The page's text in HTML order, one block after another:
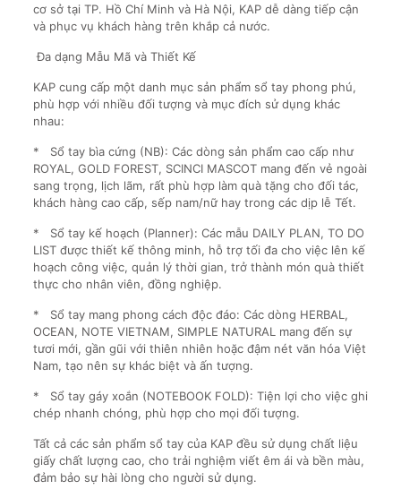
cơ sở tại TP. Hồ Chí Minh và Hà Nội, KAP dễ dàng tiếp cận
và phục vụ khách hàng trên khắp cả nước.
Đa dạng Mẫu Mã và Thiết Kế
KAP cung cấp một danh mục sản phẩm sổ tay phong phú,
phù hợp với nhiều đối tượng và mục đích sử dụng khác
nhau:
* Sổ tay bìa cứng (NB): Các dòng sản phẩm cao cấp như
ROYAL, GOLD FOREST, SCINCI MASCOT mang đến vẻ ngoài
sang trọng, lịch lãm, rất phù hợp làm quà tặng cho đối tác,
khách hàng cao cấp, sếp nam/nữ hay trong các dịp lễ Tết.
* Sổ tay kế hoạch (Planner): Các mẫu DAILY PLAN, TO DO
LIST được thiết kế thông minh, hỗ trợ tối đa cho việc lên kế
hoạch công việc, quản lý thời gian, trở thành món quà thiết
thực cho nhân viên, đồng nghiệp.
* Sổ tay mang phong cách độc đáo: Các dòng HERBAL,
OCEAN, NOTE VIETNAM, SIMPLE NATURAL mang đến sự
tươi mới, gần gũi với thiên nhiên hoặc đậm nét văn hóa Việt
Nam, tạo nên sự khác biệt và ấn tượng.
* Sổ tay gáy xoắn (NOTEBOOK FOLD): Tiện lợi cho việc ghi
chép nhanh chóng, phù hợp cho mọi đối tượng.
Tất cả các sản phẩm sổ tay của KAP đều sử dụng chất liệu
giấy chất lượng cao, cho trải nghiệm viết êm ái và bền màu,
đảm bảo sự hài lòng cho người sử dụng.